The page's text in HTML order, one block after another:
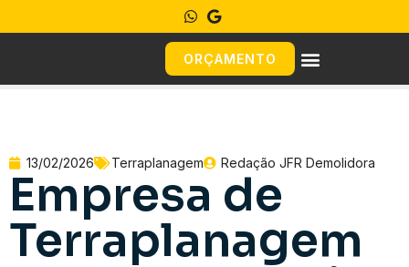
ORÇAMENTO
13/02/2026 Terraplanagem Redação JFR Demolidora
Empresa de
Terraplanagem